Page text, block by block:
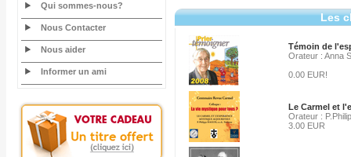
Qui sommes-nous?
Nous Contacter
Nous aider
Informer un ami
Les
Témoin de
Orateur : Anna
0.00 EUR!
Le Carmel et
Orateur :
3.00 EUR